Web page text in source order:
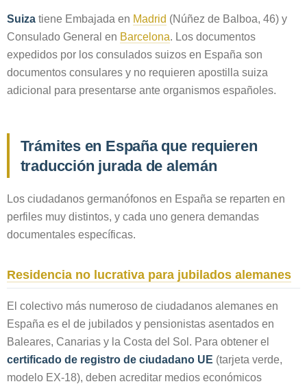
Suiza tiene Embajada en Madrid (Núñez de Balboa, 46) y
Consulado General en Barcelona. Los documentos
expedidos por los consulados suizos en España son
documentos consulares y no requieren apostilla suiza
adicional para presentarse ante organismos españoles.
Trámites en España que requieren
traducción jurada de alemán
Los ciudadanos germanófonos en España se reparten en
perfiles muy distintos, y cada uno genera demandas
documentales específicas.
Residencia no lucrativa para jubilados alemanes
El colectivo más numeroso de ciudadanos alemanes en
España es el de jubilados y pensionistas asentados en
Baleares, Canarias y la Costa del Sol. Para obtener el
certificado de registro de ciudadano UE (tarjeta verde,
modelo EX-18), deben acreditar medios económicos